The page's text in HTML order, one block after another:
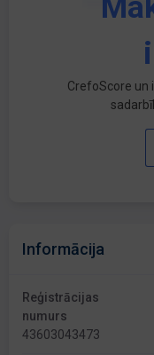
CrefoScore un
Informācija
Reģistrācijas
numurs
43603043473